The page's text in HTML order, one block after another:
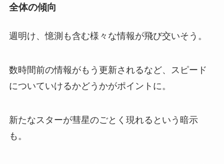
全体の傾向
週明け、憶測も含む様々な情報が飛び交いそう。
数時間前の情報がもう更新されるなど、スピード
についていけるかどうかがポイントに。
新たなスターが彗星のごとく現れるという暗示
も。